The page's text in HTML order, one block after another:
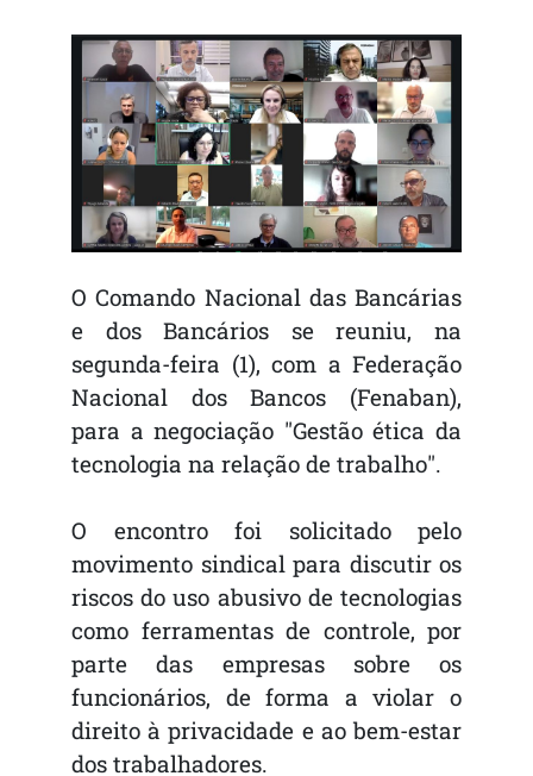
O Comando Nacional das Bancárias
e dos Bancários se reuniu, na
segunda-feira (1), com a Federação
Nacional dos Bancos (Fenaban),
para a negociação "Gestão ética da
tecnologia na relação de trabalho".
O encontro foi solicitado pelo
movimento sindical para discutir os
riscos do uso abusivo de tecnologias
como ferramentas de controle, por
parte das empresas sobre os
funcionários, de forma a violar o
direito à privacidade e ao bem-estar
dos trabalhadores.